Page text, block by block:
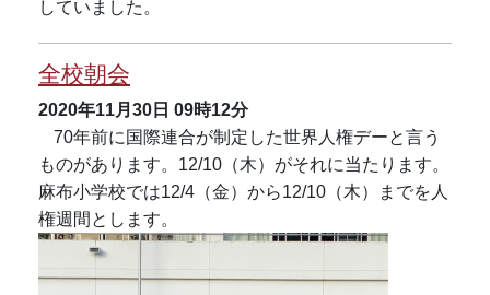
していました。
全校朝会
2020年11月30日 09時12分
70年前に国際連合が制定した世界人権デーと言う
ものがあります。 12/10 （木）がそれに当たります。
麻布小学校では12/4 （金）から12/10 （木）までを人
権週間とします。